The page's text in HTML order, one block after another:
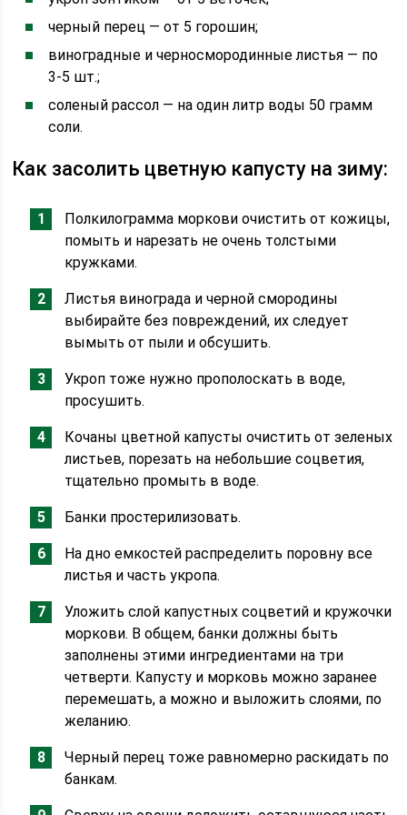
черный перец — от 5 горошин;
виноградные и черносмородинные листья — по
3-5 шт.;
соленый рассол — на один литр воды 50 грамм
соли.
Как засолить цветную капусту на зиму:
Полкилограмма моркови очистить от кожицы,
помыть и нарезать не очень толстыми
кружками.
Листья винограда и черной смородины
выбирайте без повреждений, их следует
вымыть от пыли и обсушить.
Укроп тоже нужно прополоскать в воде,
просушить.
Кочаны цветной капусты очистить от зеленых
листьев, порезать на небольшие соцветия,
тщательно промыть в воде.
Банки простерилизовать.
На дно емкостей распределить поровну все
листья и часть укропа.
Уложить слой капустных соцветий и кружочки
моркови. В общем, банки должны быть
заполнены этими ингредиентами на три
четверти. Капусту и морковь можно заранее
перемешать, а можно и выложить слоями, по
желанию.
Черный перец тоже равномерно раскидать по
банкам.